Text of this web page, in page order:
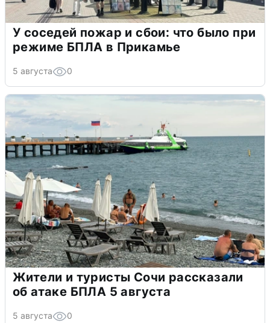
У соседей пожар и сбои: что было при
режиме БПЛА в Прикамье
5 августа 0
Жители и туристы Сочи рассказали
об атаке БПЛА 5 августа
5 августа 0